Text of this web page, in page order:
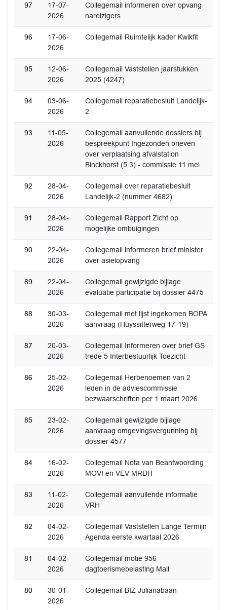
97
17-07-
2026
Collegemail informeren over opvang
nareizigers
96
17-06-
2026
Collegemail Ruimtelijk kader Kwikfit
95
12-06-
2026
Collegemail Vaststellen jaarstukken
2025 (4247)
94
03-06-
2026
Collegemail reparatiebesluit Landelijk-
2
93
11-05-
2026
Collegemail aanvullende dossiers bij
bespreekpunt Ingezonden brieven
over verplaatsing afvalstation
Binckhorst (5.3) - commissie 11 mei
92
28-04-
2026
Collegemail over reparatiebesluit
Landelijk-2 (nummer 4682)
91
28-04-
2026
Collegemail Rapport Zicht op
mogelijke ombuigingen
90
22-04-
2026
Collegemail informeren brief minister
over asielopvang
89
22-04-
2026
Collegemail gewijzigde bijlage
evaluatie participatie bij dossier 4475
88
30-03-
2026
Collegemail met lijst ingekomen BOPA
aanvraag (Huyssitterweg 17-19)
87
20-03-
2026
Collegemail Informeren over brief GS
trede 5 Interbestuurlijk Toezicht
86
25-02-
2026
Collegemail Herbenoemen van 2
leden in de adviescommissie
bezwaarschriften per 1 maart 2026
85
23-02-
2026
Collegemail gewijzigde bijlage
aanvraag omgevingsvergunning bij
dossier 4577
84
16-02-
2026
Collegemail Nota van Beantwoording
MOVI en VEV MRDH
83
11-02-
2026
Collegemail aanvullende informatie
VRH
82
04-02-
2026
Collegemail Vaststellen Lange Termijn
Agenda eerste kwartaal 2026
81
04-02-
2026
Collegemail motie 956
dagtoerismebelasting Mall
80
30-01-
2026
Collegemail BIZ Julianabaan